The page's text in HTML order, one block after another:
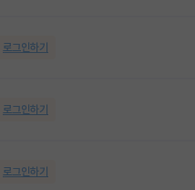
로그인하기
로그인하기
로그인하기